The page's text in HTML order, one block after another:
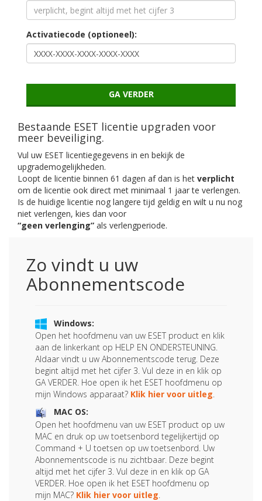
Activatiecode (optioneel):
Bestaande ESET licentie upgraden voor
meer beveiliging.
Vul uw ESET licentiegegevens in en bekijk de
upgrademogelijkheden.
Loopt de licentie binnen 61 dagen af dan is het verplicht
om de licentie ook direct met minimaal 1 jaar te verlengen.
Is de huidige licentie nog langere tijd geldig en wilt u nu nog
niet verlengen, kies dan voor
“geen verlenging” als verlengperiode.
Zo vindt u uw
Abonnementscode
Windows:
Open het hoofdmenu van uw ESET product en klik
aan de linkerkant op HELP EN ONDERSTEUNING.
Aldaar vindt u uw Abonnementscode terug. Deze
begint altijd met het cijfer 3. Vul deze in en klik op
GA VERDER. Hoe open ik het ESET hoofdmenu op
mijn Windows apparaat? Klik hier voor uitleg.
MAC OS:
Open het hoofdmenu van uw ESET product op uw
MAC en druk op uw toetsenbord tegelijkertijd op
Command + U toetsen op uw toetsenbord. Uw
Abonnementscode is nu zichtbaar. Deze begint
altijd met het cijfer 3. Vul deze in en klik op GA
VERDER. Hoe open ik het ESET hoofdmenu op
mijn MAC? Klik hier voor uitleg